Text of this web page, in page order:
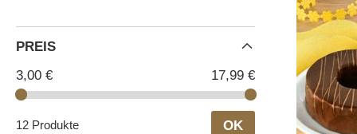
PREIS
3,00 €
17,99 €
12 Produkte OK